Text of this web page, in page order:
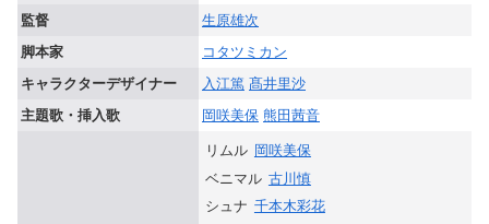
監督
生原雄次
脚本家
コタツミカン
キャラクターデザイナー
入江篤 髙井里沙
主題歌・挿入歌
岡咲美保 熊田茜音
リムル 岡咲美保
ベニマル 古川慎
シュナ 千本木彩花